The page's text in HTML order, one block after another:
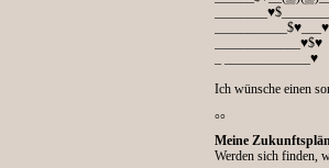
_____________♥$♥
_ _____________♥
Ich wünsche einen
°°
Meine
Werden sich finden,